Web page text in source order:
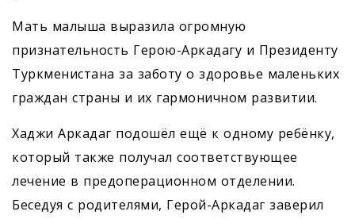
Мать малыша выразила огромную
признательность Герою-Аркадагу и Президенту
Туркменистана за заботу о здоровье маленьких
граждан страны и их гармоничном развитии.
Хаджи Аркадаг подошёл ещё к одному ребёнку,
который также получал соответствующее
лечение в предоперационном отделении.
Беседуя с родителями, Герой-Аркадаг заверил